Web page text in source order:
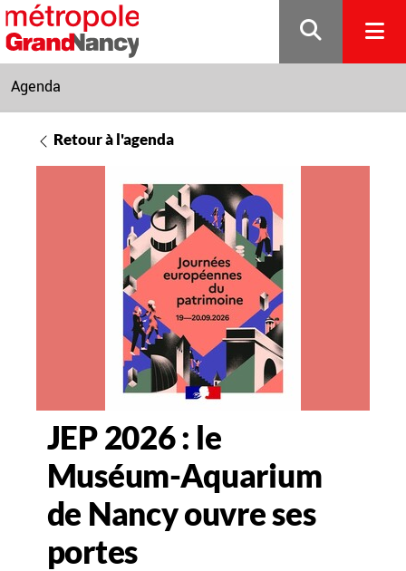
Gestion de vos préférences sur les cookies
Agenda
Retour à l'agenda
JEP 2026 : le
Muséum-Aquarium
de Nancy ouvre ses
portes